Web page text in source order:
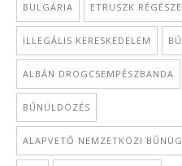
BULGÁRIA ETRUSZK
ILLEGÁLIS KERESKEDELEM
ALBÁN DROGCSEMPÉSZBANDA
BŰNÜLDÖZÉS
ALAPVETŐ NEMZETKÖZI